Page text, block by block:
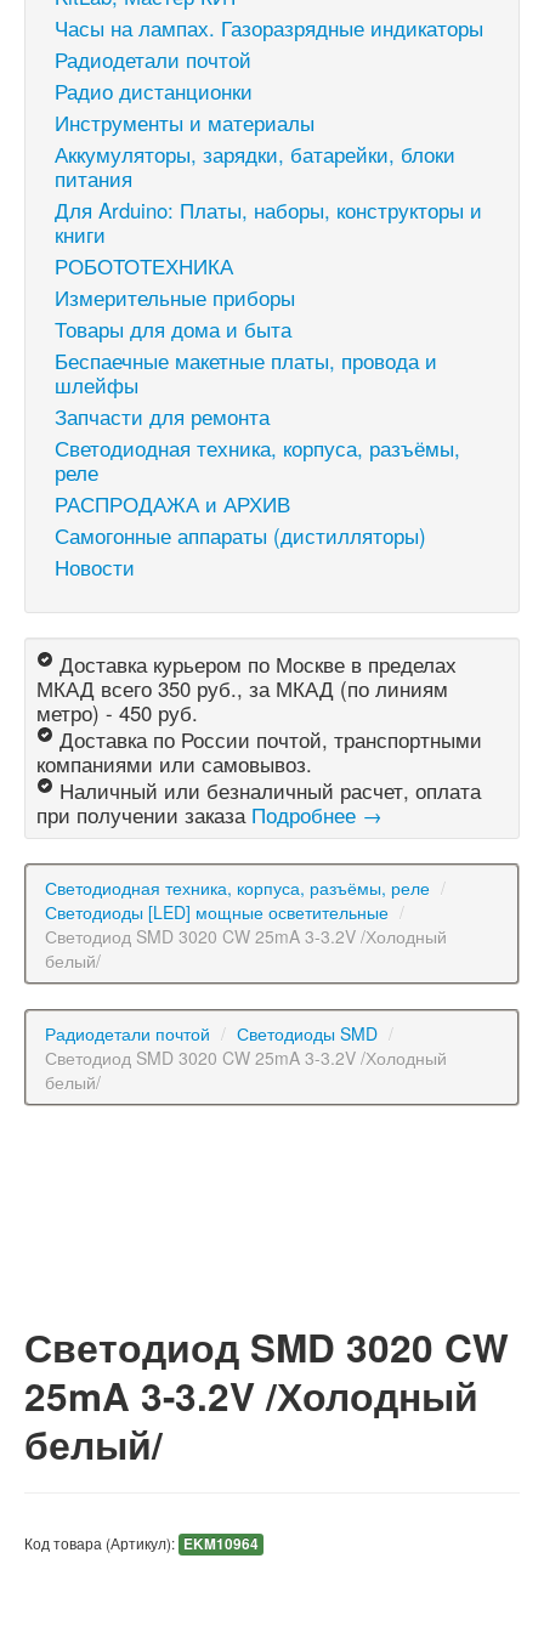
Часы на лампах. Газоразрядные индикаторы
Радиодетали почтой
Радио дистанционки
Инструменты и материалы
Аккумуляторы, зарядки, батарейки, блоки
питания
Для Arduino: Платы, наборы, конструкторы и
книги
РОБОТОТЕХНИКА
Измерительные приборы
Товары для дома и быта
Беспаечные макетные платы, провода и
шлейфы
Запчасти для ремонта
Светодиодная техника, корпуса, разъёмы,
реле
РАСПРОДАЖА и АРХИВ
Самогонные аппараты (дистилляторы)
Новости
Доставка курьером по Москве в пределах
МКАД всего 350 руб., за МКАД (по линиям
метро) - 450 руб.
Доставка по России почтой, транспортными
компаниями или самовывоз.
Наличный или безналичный расчет, оплата
при получении заказа Подробнее →
Светодиодная техника, корпуса, разъёмы, реле /
Светодиоды [LED] мощные осветительные /
Светодиод SMD 3020 CW 25mA 3-3.2V /Холодный
белый/
Радиодетали почтой / Светодиоды SMD /
Светодиод SMD 3020 CW 25mA 3-3.2V /Холодный
белый/
Светодиод SMD 3020 CW
25mA 3-3.2V /Холодный
белый/
Код товара (Артикул): EKM10964